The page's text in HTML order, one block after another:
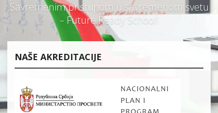
Savremenim pristupom u savremenom svetu
– Future Ready School!
NAŠE AKREDITACIJE